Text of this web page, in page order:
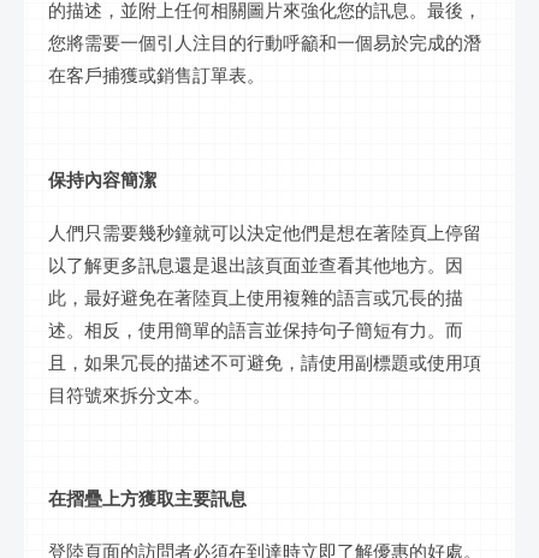
的描述，並附上任何相關圖片來強化您的訊息。最後，
您將需要一個引人注目的行動呼籲和一個易於完成的潛
在客戶捕獲或銷售訂單表。
保持內容簡潔
人們只需要幾秒鐘就可以決定他們是想在著陸頁上停留
以了解更多訊息還是退出該頁面並查看其他地方。因
此，最好避免在著陸頁上使用複雜的語言或冗長的描
述。相反，使用簡單的語言並保持句子簡短有力。而
且，如果冗長的描述不可避免，請使用副標題或使用項
目符號來拆分文本。
在摺疊上方獲取主要訊息
登陸頁面的訪問者必須在到達時立即了解優惠的好處。